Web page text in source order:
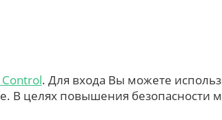
Control. Для входа Вы можете
В целях повышения